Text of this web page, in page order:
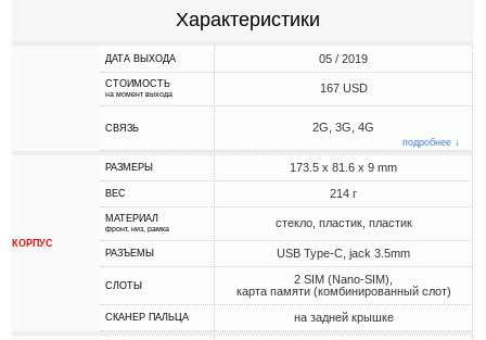
Характеристики
ДАТА ВЫХОДА 05 / 2019
СТОИМОСТЬ
на момент выхода 167 USD
СВЯЗЬ 2G, 3G, 4G
подробнее ↓
КОРПУС
РАЗМЕРЫ 173.5 x 81.6 x 9 mm
ВЕС 214 г
МАТЕРИАЛ
фронт, низ, рамка стекло, пластик, пластик
РАЗЪЕМЫ USB Type-C, jack 3.5mm
СЛОТЫ
2 SIM (Nano-SIM),
карта памяти (комбинированный слот)
СКАНЕР ПАЛЬЦА на задней крышке